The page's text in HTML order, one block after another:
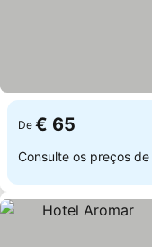
De € 65
Consulte os preços de